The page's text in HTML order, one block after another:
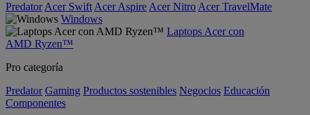
Predator Acer Swift Acer Aspire Acer Nitro Acer TravelMate
Windows
Laptops Acer con
AMD Ryzen™
Pro categoría
Predator Gaming Productos sostenibles Negocios Educación
Componentes